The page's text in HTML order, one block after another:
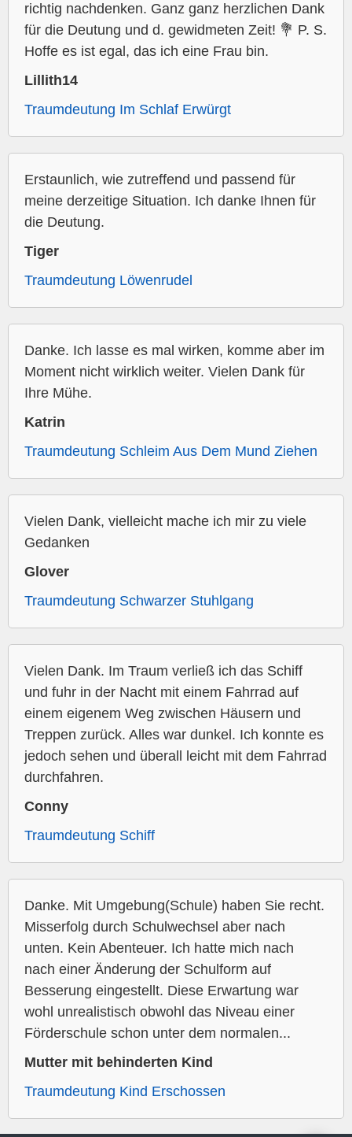
richtig nachdenken. Ganz ganz herzlichen Dank
für die Deutung und d. gewidmeten Zeit! 💐 P. S.
Hoffe es ist egal, das ich eine Frau bin.
Lillith14
Traumdeutung Im Schlaf Erwürgt
Erstaunlich, wie zutreffend und passend für
meine derzeitige Situation. Ich danke Ihnen für
die Deutung.
Tiger
Traumdeutung Löwenrudel
Danke. Ich lasse es mal wirken, komme aber im
Moment nicht wirklich weiter. Vielen Dank für
Ihre Mühe.
Katrin
Traumdeutung Schleim Aus Dem Mund Ziehen
Vielen Dank, vielleicht mache ich mir zu viele
Gedanken
Glover
Traumdeutung Schwarzer Stuhlgang
Vielen Dank. Im Traum verließ ich das Schiff
und fuhr in der Nacht mit einem Fahrrad auf
einem eigenem Weg zwischen Häusern und
Treppen zurück. Alles war dunkel. Ich konnte es
jedoch sehen und überall leicht mit dem Fahrrad
durchfahren.
Conny
Traumdeutung Schiff
Danke. Mit Umgebung(Schule) haben Sie recht.
Misserfolg durch Schulwechsel aber nach
unten. Kein Abenteuer. Ich hatte mich nach
nach einer Änderung der Schulform auf
Besserung eingestellt. Diese Erwartung war
wohl unrealistisch obwohl das Niveau einer
Förderschule schon unter dem normalen...
Mutter mit behinderten Kind
Traumdeutung Kind Erschossen